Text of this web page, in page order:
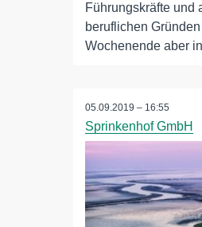
Führungskräfte und
beruflichen
Wochenende aber
05.09.2019 – 16:55
Sprinkenhof GmbH